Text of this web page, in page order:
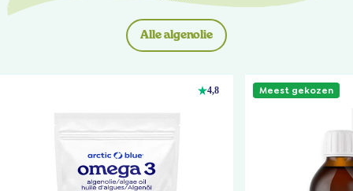
Alle algenolie
4,8 Meest gekozen